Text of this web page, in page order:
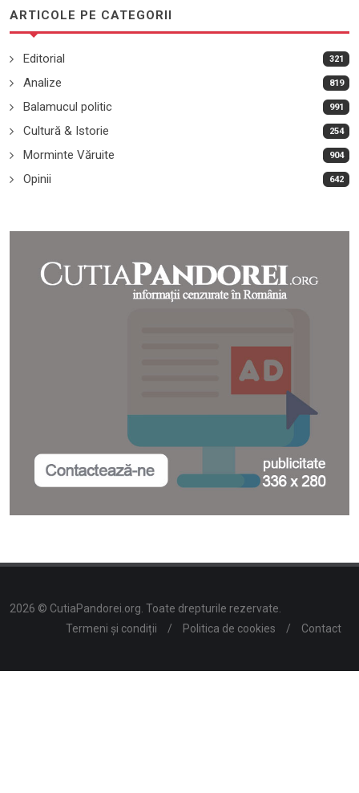
ARTICOLE PE CATEGORII
Editorial 321
Analize 819
Balamucul politic 991
Cultură & Istorie 254
Morminte Văruite 904
Opinii 642
2026 © CutiaPandorei.org. Toate drepturile rezervate.
Termeni și condiții
/ Politica de cookies / Contact